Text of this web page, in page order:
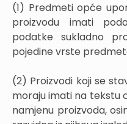
(1) Predmeti opće
proizvodu imati
podatke sukladno
pojedine vrste
(2) Proizvodi koji se
moraju imati na tekstu
namjenu proizvoda,